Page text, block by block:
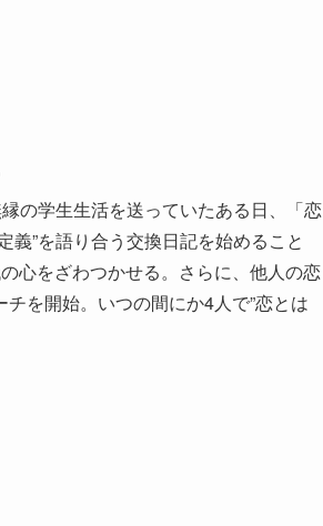
の学生生活を送っていたある日、「恋
義”を語り合う交換日記を始めること
心をざわつかせる。さらに、他人の恋
を開始。いつの間にか4人で”恋とは